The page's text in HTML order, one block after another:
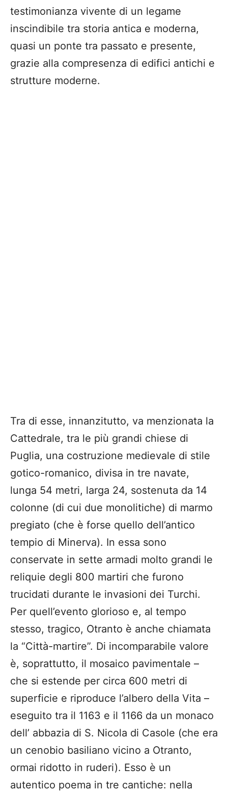
testimonianza vivente di un legame
inscindibile tra storia antica e moderna,
quasi un ponte tra passato e presente,
grazie alla compresenza di edifici antichi e
strutture moderne.
Tra di esse, innanzitutto, va menzionata la
Cattedrale, tra le più grandi chiese di
Puglia, una costruzione medievale di stile
gotico-romanico, divisa in tre navate,
lunga 54 metri, larga 24, sostenuta da 14
colonne (di cui due monolitiche) di marmo
pregiato (che è forse quello dell’antico
tempio di Minerva). In essa sono
conservate in sette armadi molto grandi le
reliquie degli 800 martiri che furono
trucidati durante le invasioni dei Turchi.
Per quell’evento glorioso e, al tempo
stesso, tragico, Otranto è anche chiamata
la “Città-martire”. Di incomparabile valore
è, soprattutto, il mosaico pavimentale –
che si estende per circa 600 metri di
superficie e riproduce l’albero della Vita –
eseguito tra il 1163 e il 1166 da un monaco
dell’ abbazia di S. Nicola di Casole (che era
un cenobio basiliano vicino a Otranto,
ormai ridotto in ruderi). Esso è un
autentico poema in tre cantiche: nella